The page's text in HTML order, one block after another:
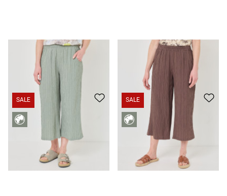
35.95 CHF 19.95 CHF 35.95 CHF 19.95 CHF
SALE SALE